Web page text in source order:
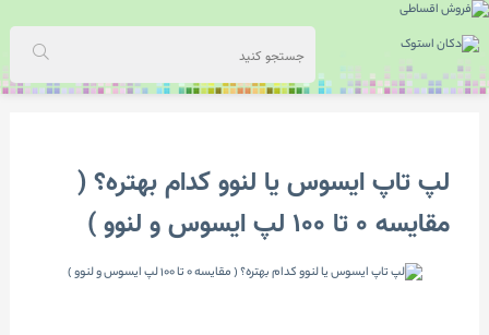
لپ تاپ ایسوس یا لنوو کدام بهتره؟ (
مقایسه 0 تا 100 لپ ایسوس و لنوو )